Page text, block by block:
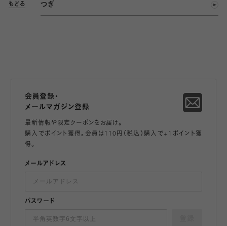
もどる つぎ
会員登録・
メールマガジン登録
最新情報や限定クーポンをお届け。
購入でポイント獲得。会員は110円（税込）購入で+1ポイント獲
得。
メールアドレス
パスワード